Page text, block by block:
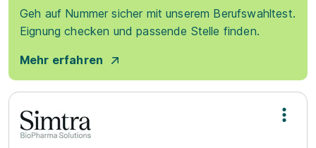
Geh auf Nummer sicher mit unserem Berufswahltest.
Eignung checken und passende Stelle finden.
Mehr erfahren